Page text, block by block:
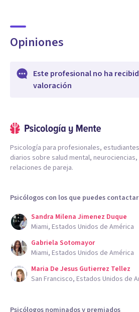
Opiniones
Este profesional no ha
valoración
Psicología para profesionales,
diarios sobre salud mental,
relaciones de pareja.
Psicólogos con los que puedes contactar
Sandra Milena Jimenez Duque
Miami, Estados Unidos de América
Gabriela Sotomayor
Miami, Estados Unidos de América
Maria De Jesus Gutierrez Tellez
San Francisco, Estados Unidos de
Psicólogos nominados y premiados